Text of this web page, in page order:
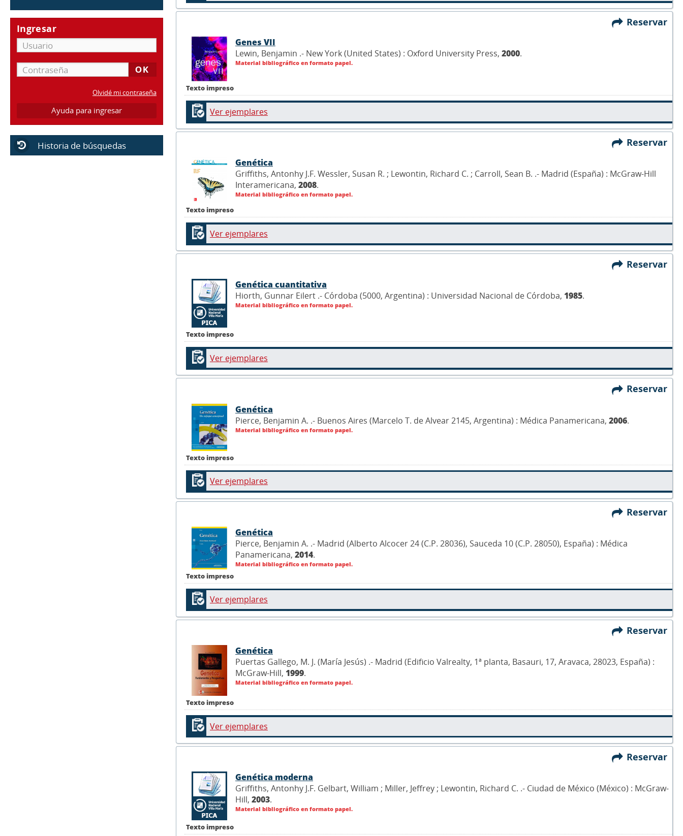
Ingresar
Olvidé mi contraseña
Ayuda para ingresar
Historia de búsquedas
Reservar
Texto impreso
Genes VII
Lewin, Benjamin .- New York (United States) : Oxford University Press, 2000.
Material bibliográfico en formato papel.
Ver ejemplares
Reservar
Texto impreso
Genética
Griffiths, Antonhy J.F. Wessler, Susan R. ; Lewontin, Richard C. ; Carroll, Sean B. .- Madrid (España) : McGraw-Hill
Interamericana, 2008.
Material bibliográfico en formato papel.
Ver ejemplares
Reservar
Texto impreso
Genética cuantitativa
Hiorth, Gunnar Eilert .- Córdoba (5000, Argentina) : Universidad Nacional de Córdoba, 1985.
Material bibliográfico en formato papel.
Ver ejemplares
Reservar
Texto impreso
Genética
Pierce, Benjamin A. .- Buenos Aires (Marcelo T. de Alvear 2145, Argentina) : Médica Panamericana, 2006.
Material bibliográfico en formato papel.
Ver ejemplares
Reservar
Texto impreso
Genética
Pierce, Benjamin A. .- Madrid (Alberto Alcocer 24 (C.P. 28036), Sauceda 10 (C.P. 28050), España) : Médica
Panamericana, 2014.
Material bibliográfico en formato papel.
Ver ejemplares
Reservar
Texto impreso
Genética
Puertas Gallego, M. J. (María Jesús) .- Madrid (Edificio Valrealty, 1ª planta, Basauri, 17, Aravaca, 28023, España) :
McGraw-Hill, 1999.
Material bibliográfico en formato papel.
Ver ejemplares
Reservar
Texto impreso
Genética moderna
Griffiths, Antonhy J.F. Gelbart, William ; Miller, Jeffrey ; Lewontin, Richard C. .- Ciudad de México (México) : McGraw-
Hill, 2003.
Material bibliográfico en formato papel.